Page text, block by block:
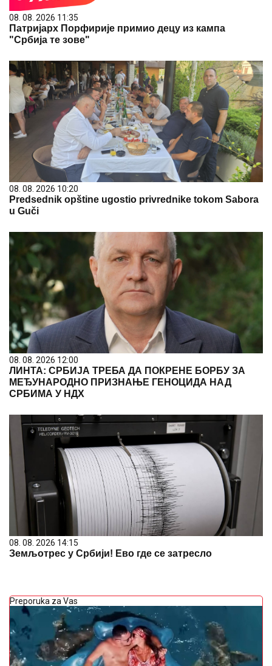
08. 08. 2026 11:35
Патријарх Порфирије примио децу из кампа
"Србија те зове"
08. 08. 2026 10:20
Predsednik opštine ugostio privrednike tokom Sabora
u Guči
08. 08. 2026 12:00
ЛИНТА: СРБИЈА ТРЕБА ДА ПОКРЕНЕ БОРБУ ЗА
МЕЂУНАРОДНО ПРИЗНАЊЕ ГЕНОЦИДА НАД
СРБИМА У НДХ
08. 08. 2026 14:15
Земљотрес у Србији! Ево где се затресло
Preporuka za Vas